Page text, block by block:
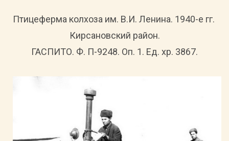
Птицеферма колхоза им. В.И. Ленина. 1940-е гг.
Кирсановский район.
ГАСПИТО. Ф. П-9248. Оп. 1. Ед. хр. 3867.